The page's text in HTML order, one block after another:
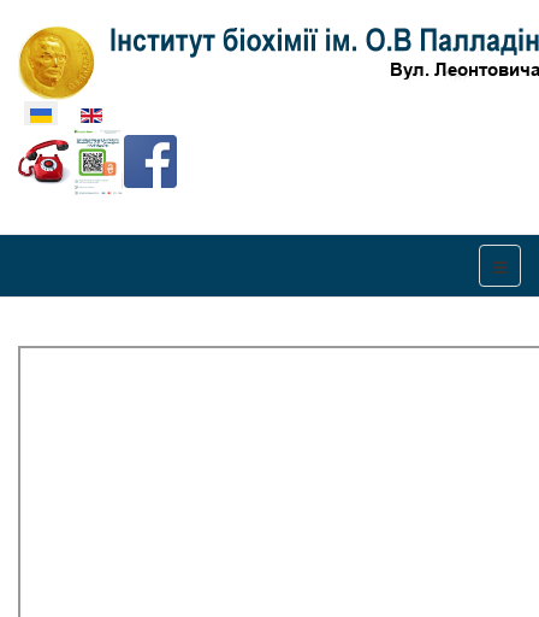
Оберіть свою мову